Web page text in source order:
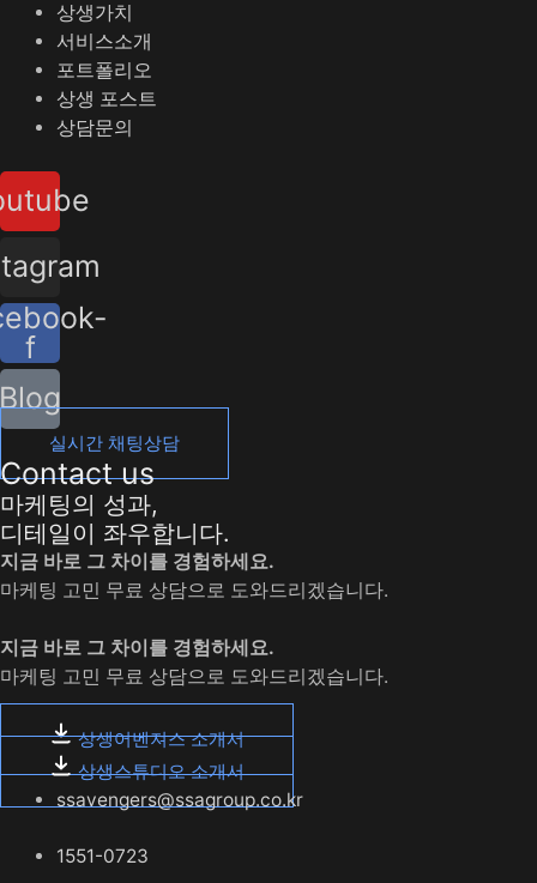
상생가치
서비스소개
포트폴리오
상생 포스트
상담문의
f
Blog
실시간 채팅상담
Contact us
마케팅의 성과,
디테일이 좌우합니다.
지금 바로 그 차이를 경험하세요.
마케팅 고민 무료 상담으로 도와드리겠습니다.
지금 바로 그 차이를 경험하세요.
마케팅 고민 무료 상담으로 도와드리겠습니다.
상생어벤져스 소개서
상생스튜디오 소개서
ssavengers@ssagroup.co.kr
1551-0723